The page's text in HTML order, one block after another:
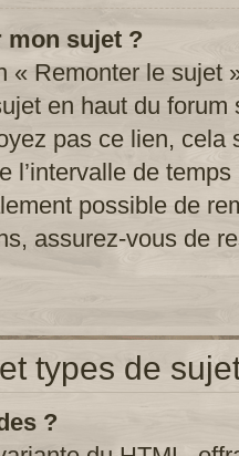
mon sujet ?
« Remonter le sujet
en haut du forum
pas ce lien, cela
l’intervalle de
possible de
assurez-vous de
types de
?